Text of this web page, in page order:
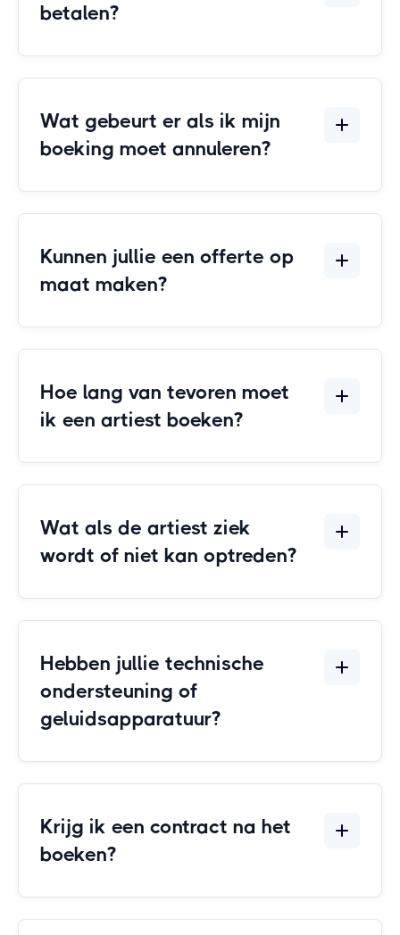
betalen?
Wat gebeurt er als ik mijn
boeking moet annuleren?
Kunnen jullie een offerte op
maat maken?
Hoe lang van tevoren moet
ik een artiest boeken?
Wat als de artiest ziek
wordt of niet kan optreden?
Hebben jullie technische
ondersteuning of
geluidsapparatuur?
Krijg ik een contract na het
boeken?